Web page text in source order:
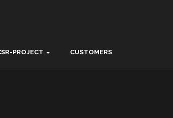
PROJECT CUSTOMERS